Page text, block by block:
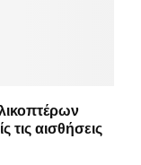
αισθήσεις